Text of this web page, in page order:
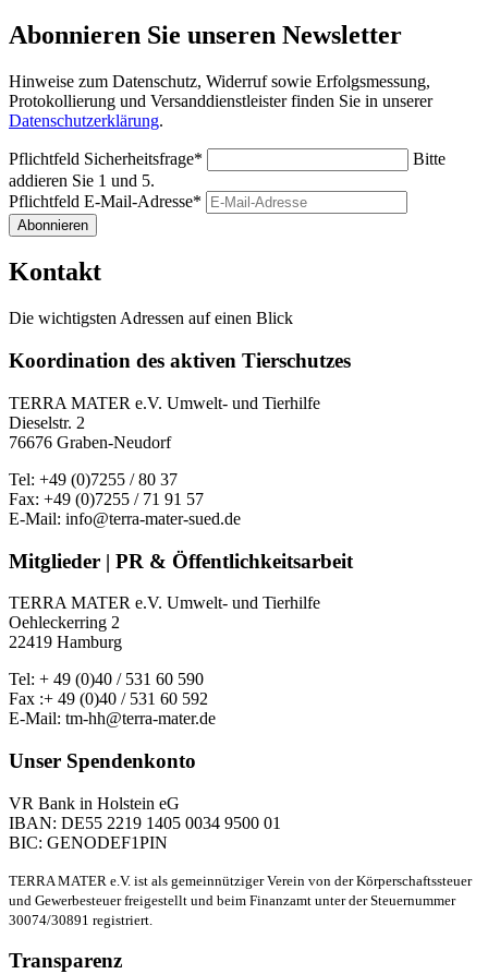
Abonnieren Sie unseren Newsletter
Hinweise zum Datenschutz, Widerruf sowie Erfolgsmessung,
Protokollierung und Versanddienstleister finden Sie in unserer
Datenschutzerklärung.
Pflichtfeld Sicherheitsfrage*
Bitte
addieren Sie 1 und 5.
Pflichtfeld E-Mail-Adresse*
Abonnieren
Kontakt
Die wichtigsten Adressen auf einen Blick
Koordination des aktiven Tierschutzes
TERRA MATER e.V. Umwelt- und Tierhilfe
Dieselstr. 2
76676 Graben-Neudorf
Tel: +49 (0)7255 / 80 37
Fax: +49 (0)7255 / 71 91 57
E-Mail: info@terra-mater-sued.de
Mitglieder | PR & Öffentlichkeitsarbeit
TERRA MATER e.V. Umwelt- und Tierhilfe
Oehleckerring 2
22419 Hamburg
Tel: + 49 (0)40 / 531 60 590
Fax :+ 49 (0)40 / 531 60 592
E-Mail: tm-hh@terra-mater.de
Unser Spendenkonto
VR Bank in Holstein eG
IBAN: DE55 2219 1405 0034 9500 01
BIC: GENODEF1PIN
TERRA MATER e.V. ist als gemeinnütziger Verein von der Körperschaftssteuer
und Gewerbesteuer freigestellt und beim Finanzamt unter der Steuernummer
30074/30891 registriert.
Transparenz